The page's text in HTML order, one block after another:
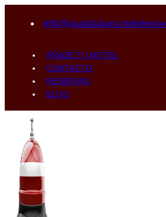
AÑADE TU MOTEL
CONTACTO
RESERVAS
BLOG